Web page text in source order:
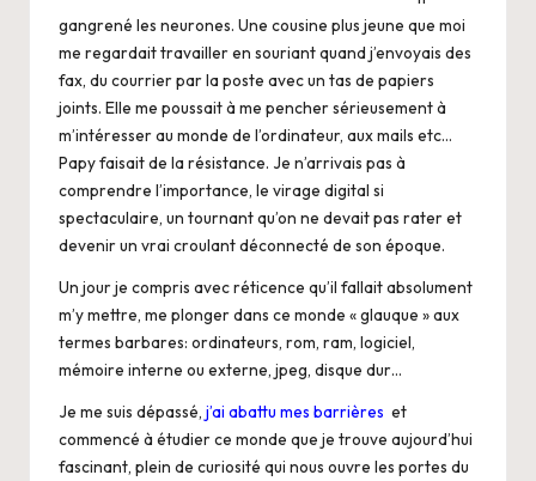
gangrené les neurones. Une cousine plus jeune que moi
me regardait travailler en souriant quand j’envoyais des
fax, du courrier par la poste avec un tas de papiers
joints. Elle me poussait à me pencher sérieusement à
m’intéresser au monde de l’ordinateur, aux mails etc…
Papy faisait de la résistance. Je n’arrivais pas à
comprendre l’importance, le virage digital si
spectaculaire, un tournant qu’on ne devait pas rater et
devenir un vrai croulant déconnecté de son époque.
Un jour je compris avec réticence qu’il fallait absolument
m’y mettre, me plonger dans ce monde « glauque » aux
termes barbares: ordinateurs, rom, ram, logiciel,
mémoire interne ou externe, jpeg, disque dur…
Je me suis dépassé, j’ai abattu mes barrières et
commencé à étudier ce monde que je trouve aujourd’hui
fascinant, plein de curiosité qui nous ouvre les portes du